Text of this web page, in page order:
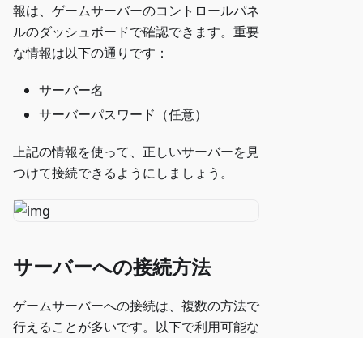
報は、ゲームサーバーのコントロールパネ
ルのダッシュボードで確認できます。重要
な情報は以下の通りです：
サーバー名
サーバーパスワード（任意）
上記の情報を使って、正しいサーバーを見
つけて接続できるようにしましょう。
サーバーへの接続方法
ゲームサーバーへの接続は、複数の方法で
行えることが多いです。以下で利用可能な